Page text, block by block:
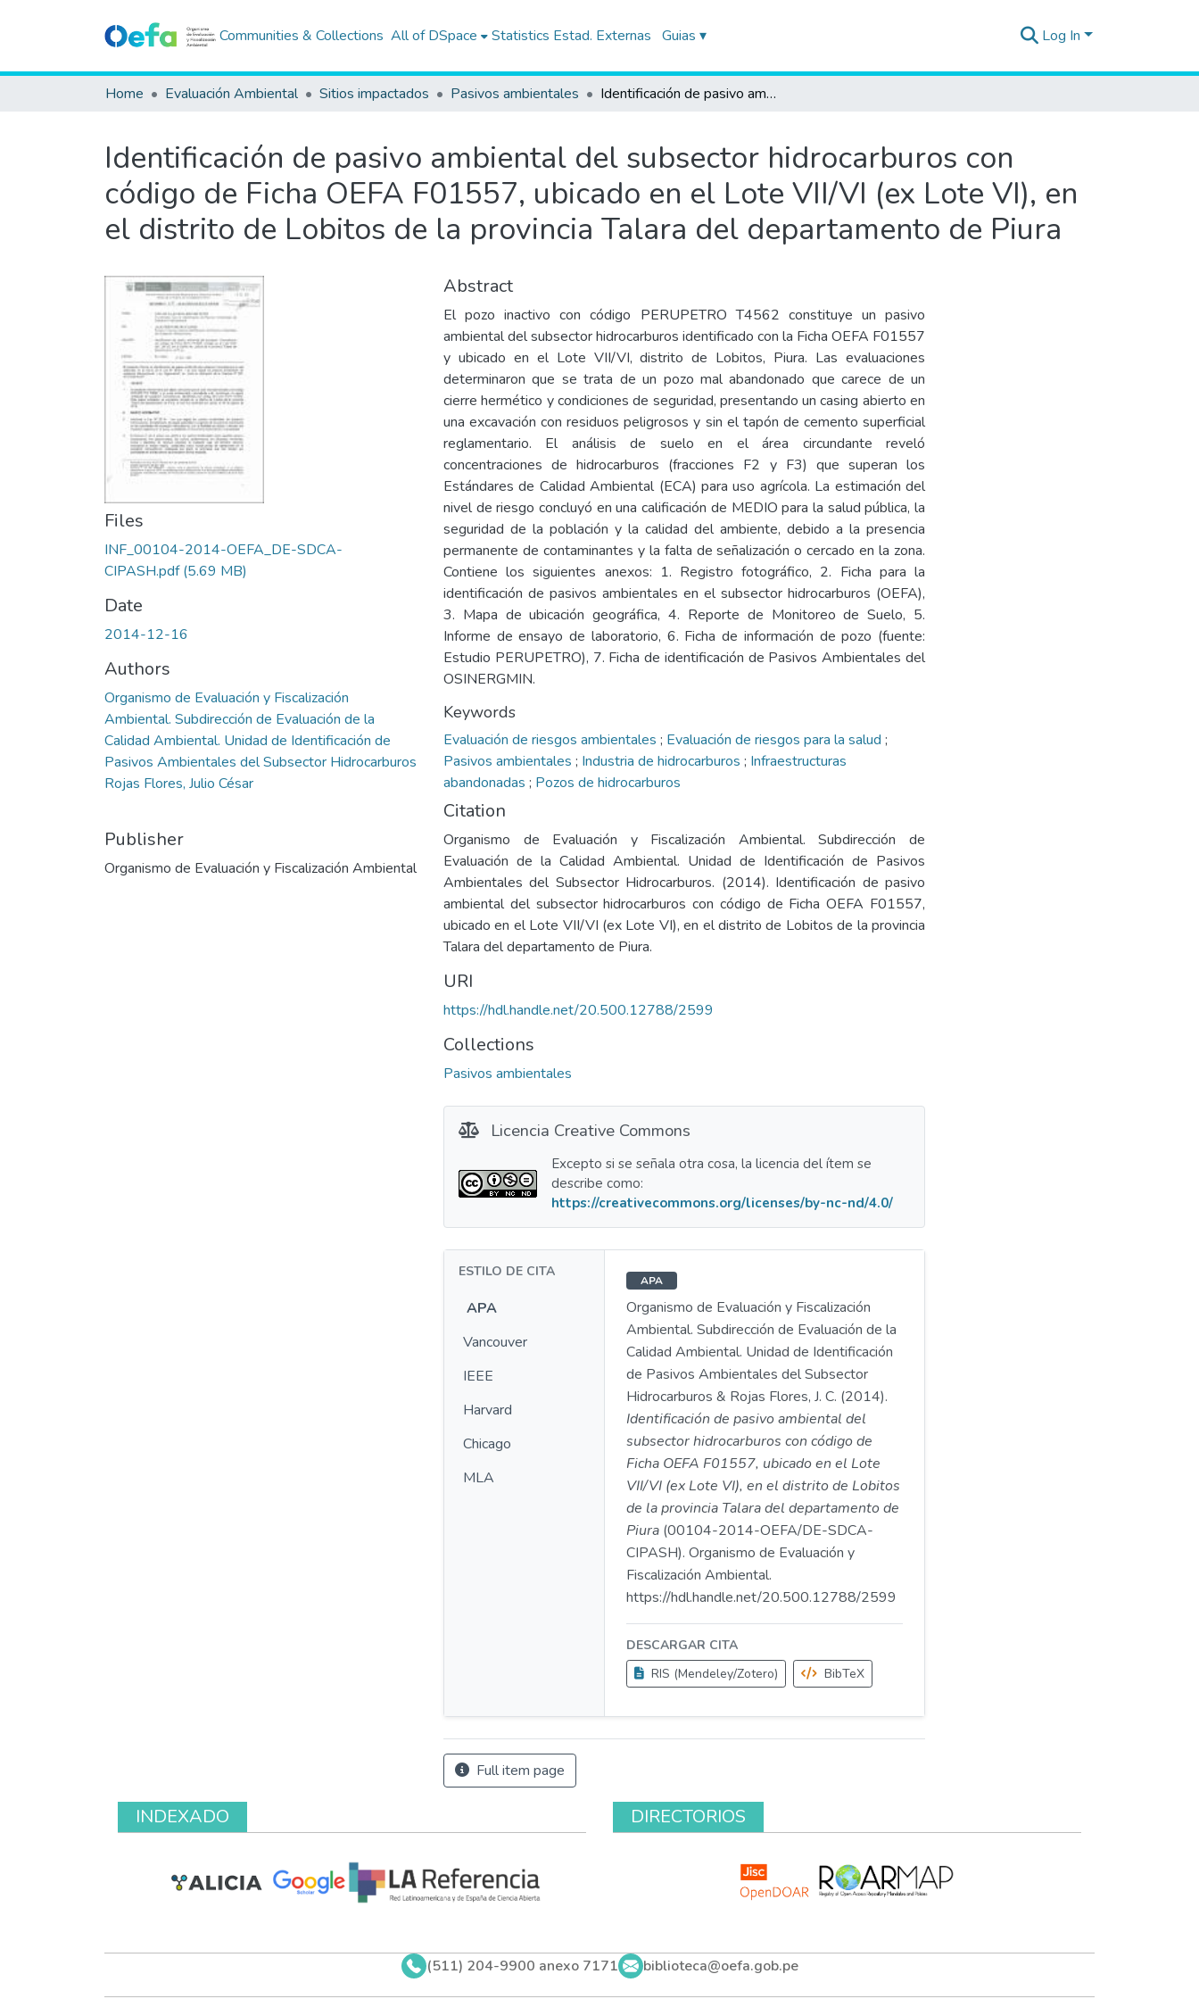
Communities & Collections All of DSpace Statistics Estad. Externas Guias ▾ Log In
Home Evaluación Ambiental Sitios impactados Pasivos ambientales Identificación de pasivo ambiental del subsector hidrocarburos con código de Ficha OEFA F01557, ubicado en el Lote VII/VI (ex Lote VI), en el distrito de Lobitos de la provincia Talara del departamento de Piura
Identificación de pasivo ambiental del subsector hidrocarburos con
código de Ficha OEFA F01557, ubicado en el Lote VII/VI (ex Lote VI), en
el distrito de Lobitos de la provincia Talara del departamento de Piura
Files
INF_00104-2014-OEFA_DE-SDCA-
CIPASH.pdf(5.69 MB)
Date
2014-12-16
Authors
Organismo de Evaluación y Fiscalización
Ambiental. Subdirección de Evaluación de la
Calidad Ambiental. Unidad de Identificación de
Pasivos Ambientales del Subsector Hidrocarburos
Rojas Flores, Julio César
Publisher
Organismo de Evaluación y Fiscalización Ambiental
Abstract
El pozo inactivo con código PERUPETRO T4562 constituye un pasivo
ambiental del subsector hidrocarburos identificado con la Ficha OEFA F01557
y ubicado en el Lote VII/VI, distrito de Lobitos, Piura. Las evaluaciones
determinaron que se trata de un pozo mal abandonado que carece de un
cierre hermético y condiciones de seguridad, presentando un casing abierto en
una excavación con residuos peligrosos y sin el tapón de cemento superficial
reglamentario. El análisis de suelo en el área circundante reveló
concentraciones de hidrocarburos (fracciones F2 y F3) que superan los
Estándares de Calidad Ambiental (ECA) para uso agrícola. La estimación del
nivel de riesgo concluyó en una calificación de MEDIO para la salud pública, la
seguridad de la población y la calidad del ambiente, debido a la presencia
permanente de contaminantes y la falta de señalización o cercado en la zona.
Contiene los siguientes anexos: 1. Registro fotográfico, 2. Ficha para la
identificación de pasivos ambientales en el subsector hidrocarburos (OEFA),
3. Mapa de ubicación geográfica, 4. Reporte de Monitoreo de Suelo, 5.
Informe de ensayo de laboratorio, 6. Ficha de información de pozo (fuente:
Estudio PERUPETRO), 7. Ficha de identificación de Pasivos Ambientales del
OSINERGMIN.
Keywords
Evaluación de riesgos ambientales ; Evaluación de riesgos para la salud ;
Pasivos ambientales ; Industria de hidrocarburos ; Infraestructuras
abandonadas ; Pozos de hidrocarburos
Citation
Organismo de Evaluación y Fiscalización Ambiental. Subdirección de
Evaluación de la Calidad Ambiental. Unidad de Identificación de Pasivos
Ambientales del Subsector Hidrocarburos. (2014). Identificación de pasivo
ambiental del subsector hidrocarburos con código de Ficha OEFA F01557,
ubicado en el Lote VII/VI (ex Lote VI), en el distrito de Lobitos de la provincia
Talara del departamento de Piura.
URI
https://hdl.handle.net/20.500.12788/2599
Collections
Pasivos ambientales
Licencia Creative Commons
Excepto si se señala otra cosa, la licencia del ítem se
describe como:
https://creativecommons.org/licenses/by-nc-nd/4.0/
ESTILO DE CITA
APA
Vancouver
IEEE
Harvard
Chicago
MLA
APA
Organismo de Evaluación y Fiscalización
Ambiental. Subdirección de Evaluación de la
Calidad Ambiental. Unidad de Identificación
de Pasivos Ambientales del Subsector
Hidrocarburos & Rojas Flores, J. C. (2014).
Identificación de pasivo ambiental del
subsector hidrocarburos con código de
Ficha OEFA F01557, ubicado en el Lote
VII/VI (ex Lote VI), en el distrito de Lobitos
de la provincia Talara del departamento de
Piura (00104-2014-OEFA/DE-SDCA-
CIPASH). Organismo de Evaluación y
Fiscalización Ambiental.
https://hdl.handle.net/20.500.12788/2599
DESCARGAR CITA
RIS (Mendeley/Zotero)
BibTeX
Full item page
INDEXADO DIRECTORIOS
(511) 204-9900 anexo 7171 biblioteca@oefa.gob.pe